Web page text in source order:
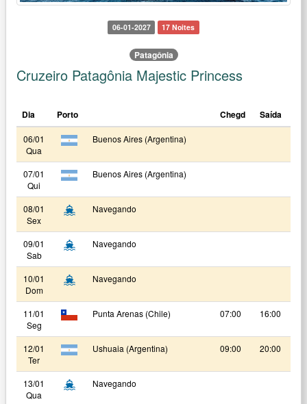
06-01-2027 17 Noites
Patagônia
Cruzeiro Patagônia Majestic Princess
Dia Porto Chegd Saída
06/01
Qua
Buenos Aires (Argentina)
07/01
Qui
Buenos Aires (Argentina)
08/01
Sex
Navegando
09/01
Sab
Navegando
10/01
Dom
Navegando
11/01
Seg
Punta Arenas (Chile) 07:00 16:00
12/01
Ter
Ushuaia (Argentina) 09:00 20:00
13/01
Qua
Navegando